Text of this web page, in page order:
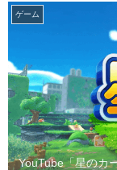
ゲーム
YouTube「星のカ